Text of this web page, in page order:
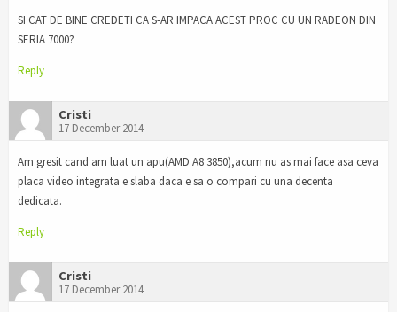
SI CAT DE BINE CREDETI CA S-AR IMPACA ACEST PROC CU UN RADEON DIN
SERIA 7000?
Reply
Cristi
17 December 2014
Am gresit cand am luat un apu(AMD A8 3850),acum nu as mai face asa ceva
placa video integrata e slaba daca e sa o compari cu una decenta
dedicata.
Reply
Cristi
17 December 2014